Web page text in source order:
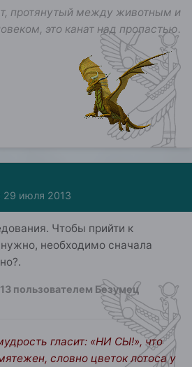
протянутый между животным и
это канат над пропастью.
29 июля 2013
Чтобы прийти к
необходимо сначала
пользователем Безумец
гласит: «НИ СЫ!», что
словно цветок лотоса у